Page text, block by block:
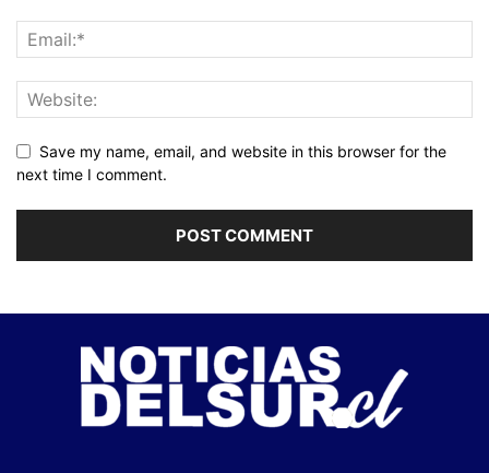
Save my name, email, and website in this browser for the
next time I comment.